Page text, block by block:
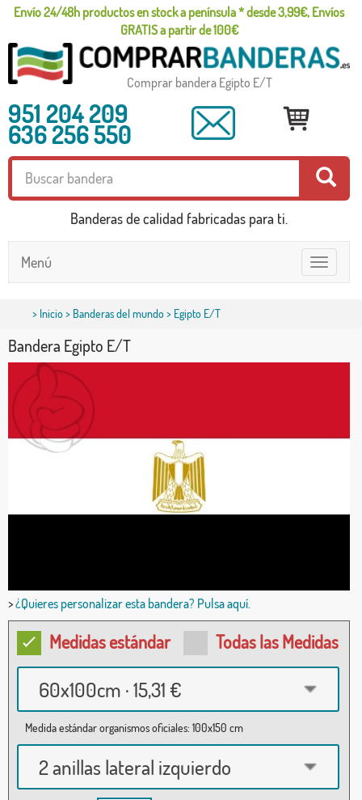
Envío 24/48h productos en stock a península * desde 3,99€, Envíos
GRATIS a partir de 100€
Comprar bandera Egipto E/T
951 204 209
636 256 550
Banderas de calidad fabricadas para ti.
Toggle
navigation
Menú
> Inicio> Banderas del mundo> Egipto E/T
Bandera Egipto E/T
>¿Quieres personalizar esta bandera? Pulsa aquí.
Medidas estándar Todas las Medidas
60x100cm · 15,31 €
Medida estándar organismos oficiales: 100x150 cm
2 anillas lateral izquierdo